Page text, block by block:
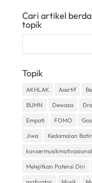
Cari artikel
topik
Topik
AKHLAK Asertif
BUMN Dewasa
Empati FOMO
Jiwa Kedamaian Batin
konsermusikmotivasional
Melejitkan Potensi Diri